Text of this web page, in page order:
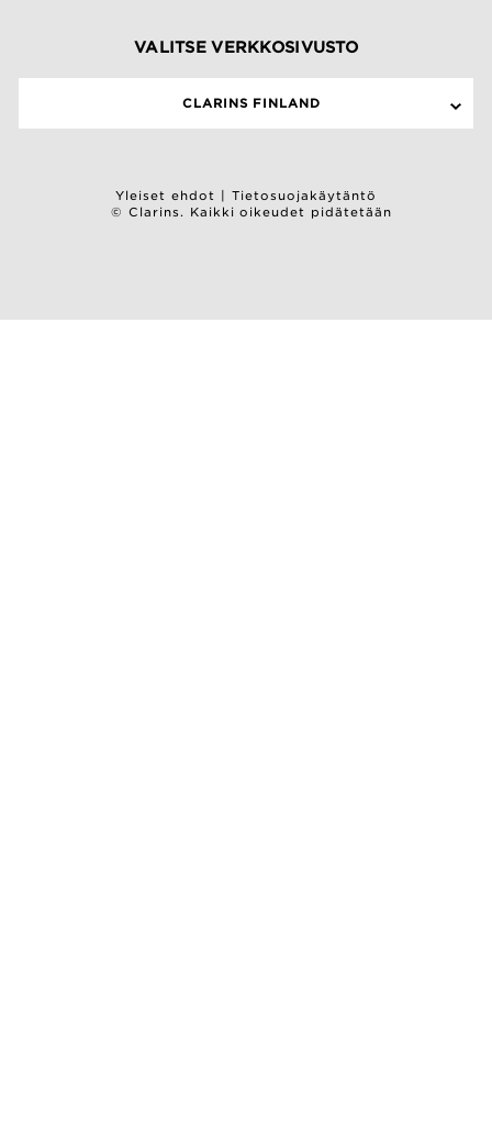
VALITSE VERKKOSIVUSTO
CLARINS FINLAND
Yleiset ehdot
Tietosuojakäytäntö
© Clarins. Kaikki oikeudet pidätetään